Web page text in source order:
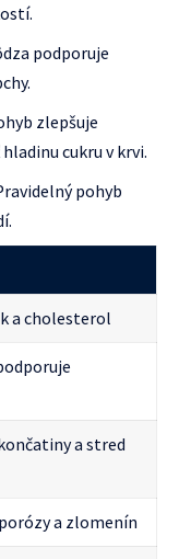
podporuje
zlepšuje
cukru v krvi.
pohyb
a cholesterol
a stred
a zlomenín